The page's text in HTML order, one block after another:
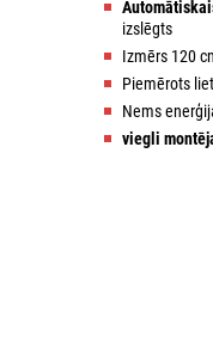
izslēgts
Izmērs 120
Piemērots
Nems
viegli